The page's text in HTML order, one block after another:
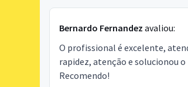
Bernardo Fernandez avaliou:
O profissional é excelente,
rapidez, atenção e solucionou
Recomendo!